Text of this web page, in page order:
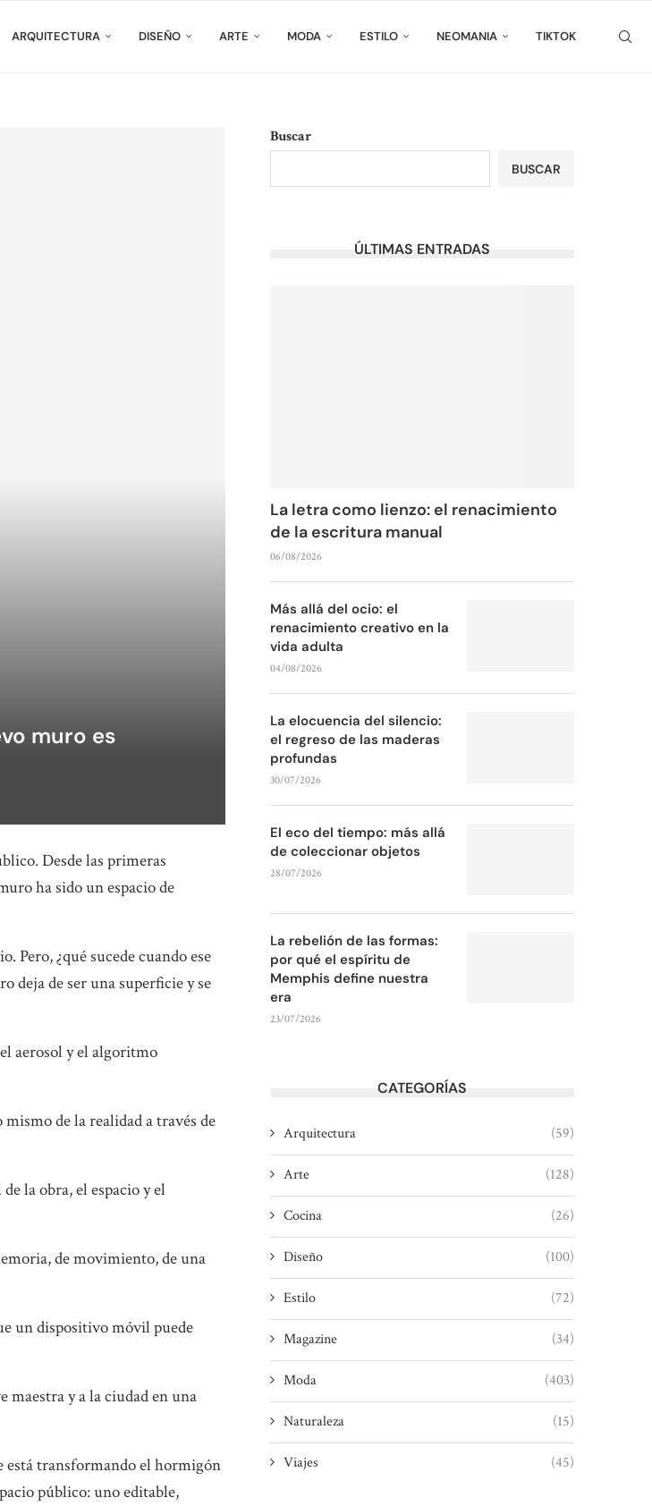
ARQUITECTURA DISEÑO ARTE MODA ESTILO NEOMANIA TIKTOK
muro es
Desde las primeras
ha sido un espacio de
Pero, ¿qué sucede cuando ese
deja de ser una superficie y se
aerosol y el algoritmo
de la realidad a través de
la obra, el espacio y el
de movimiento, de una
un dispositivo móvil puede
y a la ciudad en una
transformando el hormigón
público: uno editable,
Buscar
BUSCAR
ÚLTIMAS ENTRADAS
La letra como lienzo: el renacimiento
de la escritura manual
06/08/2026
Más allá del ocio: el
renacimiento creativo en la
vida adulta
04/08/2026
La elocuencia del silencio:
el regreso de las maderas
profundas
30/07/2026
El eco del tiempo: más allá
de coleccionar objetos
28/07/2026
La rebelión de las formas:
por qué el espíritu de
Memphis define nuestra
era
23/07/2026
CATEGORÍAS
Arquitectura (59)
Arte (128)
Cocina (26)
Diseño (100)
Estilo (72)
Magazine (34)
Moda (403)
Naturaleza (15)
Viajes (45)